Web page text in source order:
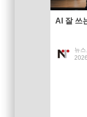
AI 잘 쓰
뉴